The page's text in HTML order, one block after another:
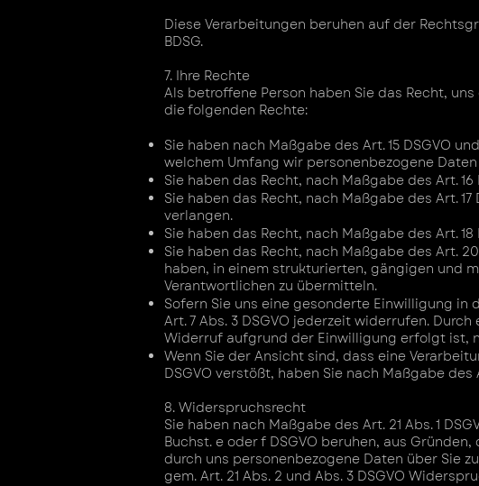
Diese Verarbeitungen beruhen auf der
BDSG.
7. Ihre Rechte
Als betroffene Person haben Sie das Recht,
die folgenden Rechte:
Sie haben nach Maßgabe des Art. 15 DSGVO
welchem Umfang wir personenbezogene
Sie haben das Recht, nach Maßgabe des Art.
Sie haben das Recht, nach Maßgabe des Art.
verlangen.
Sie haben das Recht, nach Maßgabe des Art.
Sie haben das Recht, nach Maßgabe des Art.
haben, in einem strukturierten, gängigen und
Verantwortlichen zu übermitteln.
Sofern Sie uns eine gesonderte Einwilligung
Art. 7 Abs. 3 DSGVO jederzeit widerrufen.
Widerruf aufgrund der Einwilligung erfolgt ist,
Wenn Sie der Ansicht sind, dass eine
DSGVO verstößt, haben Sie nach Maßgabe
8. Widerspruchsrecht
Sie haben nach Maßgabe des Art. 21 Abs. 1
Buchst. e oder f DSGVO beruhen, aus
durch uns personenbezogene Daten über Sie
gem. Art. 21 Abs. 2 und Abs. 3 DSGVO